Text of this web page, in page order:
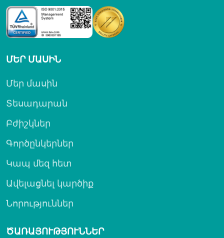
ՄԵՐ ՄԱՍԻՆ
Մեր մասին
Տեսադարան
Բժիշկներ
Գործընկերներ
Կապ մեզ հետ
Ավելացնել կարծիք
Նորություններ
ԾԱՌԱՅՈՒԹՅՈՒՆՆԵՐ